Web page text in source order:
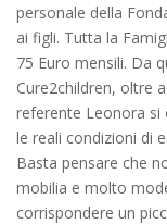
personale della
ai figli. Tutta la
75 Euro mensili. Da
Cure2children, oltre
referente Leonora si
le reali condizioni di
Basta pensare che
mobilia e molto
corrispondere un